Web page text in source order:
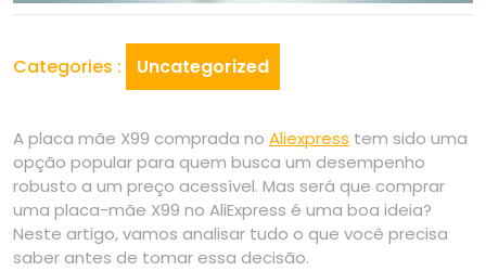
Categories : Uncategorized
A placa mãe X99 comprada no Aliexpress tem sido uma
opção popular para quem busca um desempenho
robusto a um preço acessível. Mas será que comprar
uma placa-mãe X99 no AliExpress é uma boa ideia?
Neste artigo, vamos analisar tudo o que você precisa
saber antes de tomar essa decisão.